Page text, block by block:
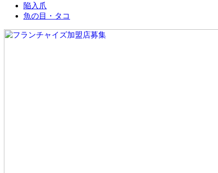
陥入爪
魚の目・タコ